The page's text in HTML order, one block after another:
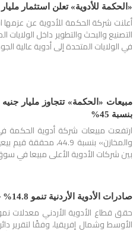
«الحكمة للأدوية» تعلن استثمار مليار
التصنيع والبحث والتطوير داخل
في الولايات المتحدة إلى أدوية عالية
بنسبة 45%
بين شركات الأدوية الأعلى مبيعا في
صادرات الأدوية الأردنية تنمو 14.8% خلال 2024 وتسجل 885 مليون دولار
حقق قطاع الأدوية الأردني معدلات
الأوسط وشمال إفريقيا، وفقًا لتقرير